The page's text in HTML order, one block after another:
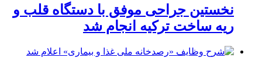
نخستین جراحی موفق با دستگاه قلب و
ریه ساخت ترکیه انجام شد